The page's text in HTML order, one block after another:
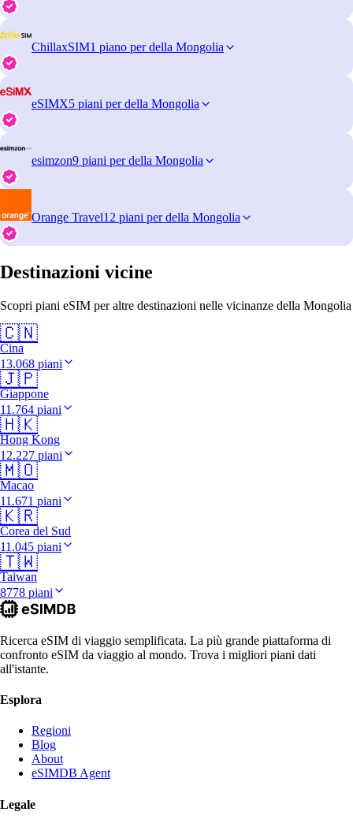
ChillaxSIM1 piano per della Mongolia
eSIMX5 piani per della Mongolia
esimzon9 piani per della Mongolia
Orange Travel12 piani per della Mongolia
Destinazioni vicine
Scopri piani eSIM per altre destinazioni nelle vicinanze della Mongolia
🇨🇳
Cina
13.068 piani
🇯🇵
Giappone
11.764 piani
🇭🇰
Hong Kong
12.227 piani
🇲🇴
Macao
11.671 piani
🇰🇷
Corea del Sud
11.045 piani
🇹🇼
Taiwan
8778 piani
Ricerca eSIM di viaggio semplificata. La più grande piattaforma di
confronto eSIM da viaggio al mondo. Trova i migliori piani dati
all'istante.
Esplora
Regioni
Blog
About
eSIMDB Agent
Legale